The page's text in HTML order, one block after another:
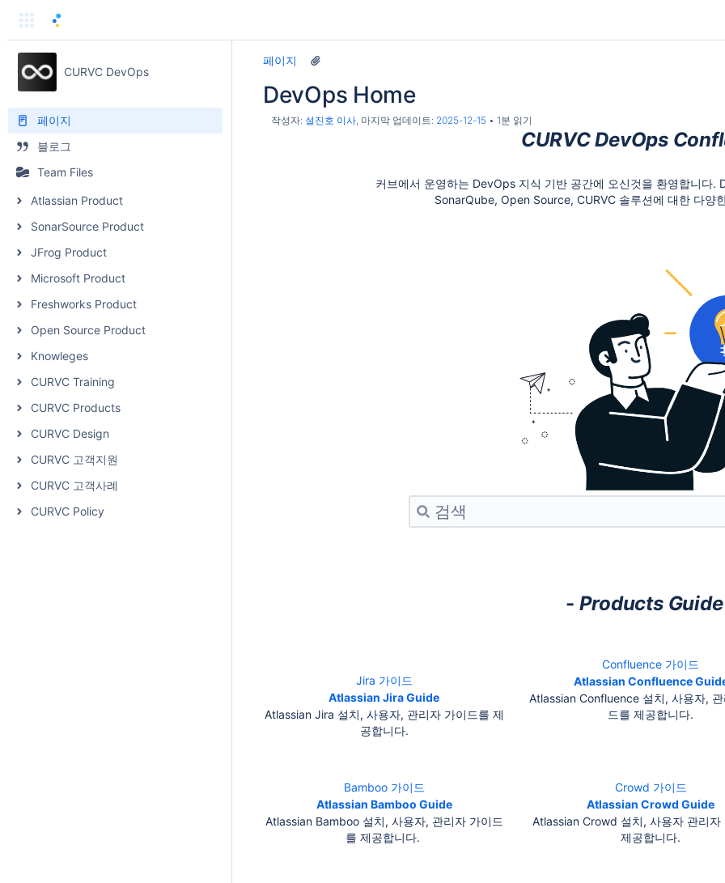
CURVC DevOps
페이지
블로그
Team Files
Atlassian Product
SonarSource Product
JFrog Product
Microsoft Product
Freshworks Product
Open Source Product
Knowleges
CURVC Training
CURVC Products
CURVC Design
CURVC 고객지원
CURVC 고객사례
CURVC Policy
페이지
DevOps Home
작성자: 설진호 이사, 마지막 업데이트: 2025-12-15 1분 읽기
CURVC DevOps
커 브에서 운영하는 DevOps 지식 기반 공간에 오신것을 환영합니다.
SonarQube, Open Source, CURVC 솔루션에 대한 다양
- Products Guide
Jira 가이드
Atlassian Jira Guide
Atlassian Jira 설치, 사용자, 관리자 가이드를 제
공합니다.
Confluence 가이드
Atlassian Confluence
Atlassian Confluence 설치, 사용자,
드를 제공합니다.
Bamboo 가이드
Atlassian Bamboo Guide
Atlassian Bamboo 설치, 사용자, 관리자 가이드
를 제공합니다.
Crowd 가이드
Atlassian Crowd Guide
Atlassian Crowd 설치, 사용자 관리자
제공합니다.